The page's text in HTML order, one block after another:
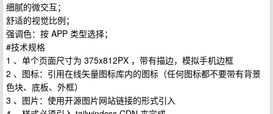
细腻的微交互；
舒适的视觉比例；
强调色：按 APP 类型选择；
#技术规格
1 、单个页面尺寸为 375x812PX ，带有描边，模拟手机边框
2 、图标：引用在线矢量图标库内的图标（任何图标都不要带有背景
色块、底板、外框）
3 、图片：使用开源图片网站链接的形式引入